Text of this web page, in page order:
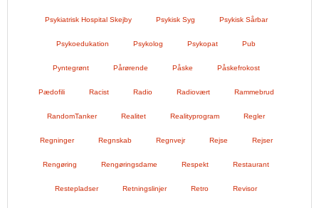
Psykiatrisk Hospital Skejby Psykisk Syg Psykisk Sårbar
Psykoedukation Psykolog Psykopat Pub
Pyntegrønt Pårørende Påske Påskefrokost
Pædofili Racist Radio Radiovært Rammebrud
RandomTanker Realitet Realityprogram Regler
Regninger Regnskab Regnvejr Rejse Rejser
Rengøring Rengøringsdame Respekt Restaurant
Restepladser Retningslinjer Retro Revisor